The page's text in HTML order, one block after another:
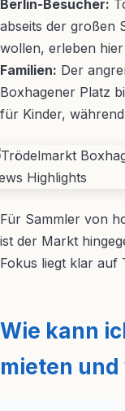
Berlin-Besucher:
abseits der großen
wollen, erleben
Familien: Der
Boxhagener Platz
für Kinder,
Für Sammler von
ist der Markt
Fokus liegt klar auf
Wie kann
mieten und